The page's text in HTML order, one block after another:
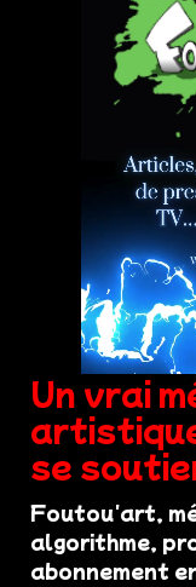
Un vrai
se
Foutou'art,
algorithme,
abonnement